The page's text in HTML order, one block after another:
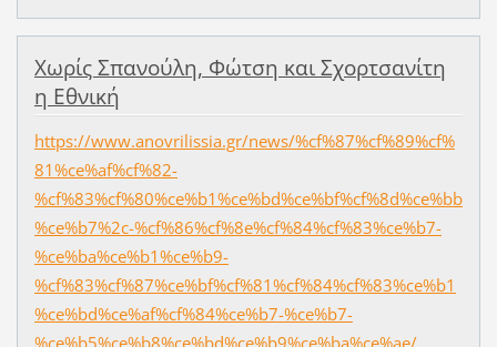
Χωρίς Σπανούλη, Φώτση και Σχορτσανίτη
η Εθνική
https://www.anovrilissia.gr/news/%cf%87%cf%89%cf%
81%ce%af%cf%82-
%cf%83%cf%80%ce%b1%ce%bd%ce%bf%cf%8d%ce%bb
%ce%b7%2c-%cf%86%cf%8e%cf%84%cf%83%ce%b7-
%ce%ba%ce%b1%ce%b9-
%cf%83%cf%87%ce%bf%cf%81%cf%84%cf%83%ce%b1
%ce%bd%ce%af%cf%84%ce%b7-%ce%b7-